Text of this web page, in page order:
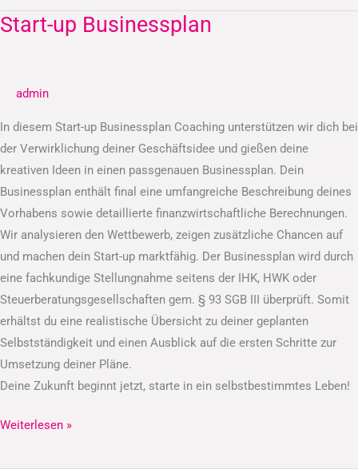
Start-up Businessplan
admin
In diesem Start-up Businessplan Coaching unterstützen wir dich bei
der Verwirklichung deiner Geschäftsidee und gießen deine
kreativen Ideen in einen passgenauen Businessplan. Dein
Businessplan enthält final eine umfangreiche Beschreibung deines
Vorhabens sowie detaillierte finanzwirtschaftliche Berechnungen.
Wir analysieren den Wettbewerb, zeigen zusätzliche Chancen auf
und machen dein Start-up marktfähig. Der Businessplan wird durch
eine fachkundige Stellungnahme seitens der IHK, HWK oder
Steuerberatungsgesellschaften gem. § 93 SGB III überprüft. Somit
erhältst du eine realistische Übersicht zu deiner geplanten
Selbstständigkeit und einen Ausblick auf die ersten Schritte zur
Umsetzung deiner Pläne.
Deine Zukunft beginnt jetzt, starte in ein selbstbestimmtes Leben!
Start-
Weiterlesen »